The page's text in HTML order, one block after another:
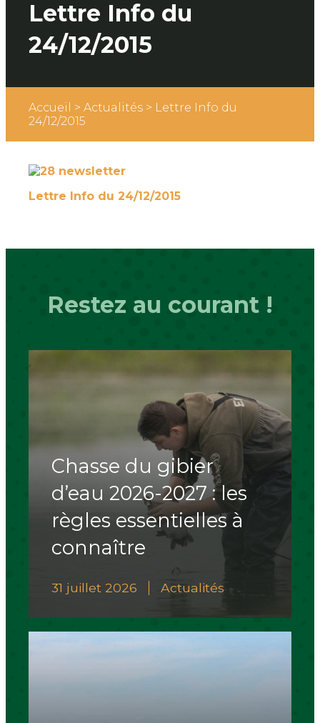
Lettre Info du
24/12/2015
Accueil > Actualités > Lettre Info du
24/12/2015
Lettre Info du 24/12/2015
Restez au courant !
Chasse du gibier
d’eau 2026-2027 : les
règles essentielles à
connaître
31 juillet 2026 Actualités